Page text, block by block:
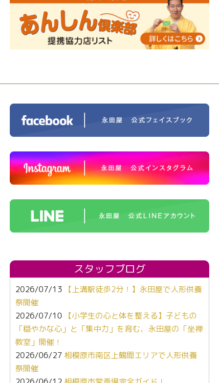
2023/12/16終活なるほど教室＠小さな家族葬ハウ
ス®上鶴間 エンディングノートを書いてみよう！
2023/11/29 永田屋創業110周年記念式典 レンブラ
ントホテル東京町田
スタッフブログ
2026/07/13
【上溝駅徒歩2分！】永田屋で人形供養
祭開催
2026/07/10
【小学生の心と体を整える】子どもの
「穏やかな心」と「集中力」を育む、永田屋の「坐禅
教室」開催！
2026/06/27 相模原市南区上鶴間エリアで人形供養
祭開催